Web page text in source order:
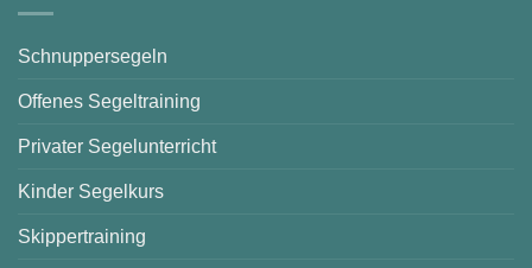
Schnuppersegeln
Offenes Segeltraining
Privater Segelunterricht
Kinder Segelkurs
Skippertraining